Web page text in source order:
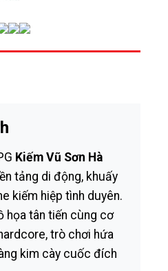
Kiếm Vũ Sơn Hà
tảng di động, khuấy
kiếm hiệp tình duyên.
họa tân tiến cùng cơ
trò chơi hứa
kim cày cuốc đích